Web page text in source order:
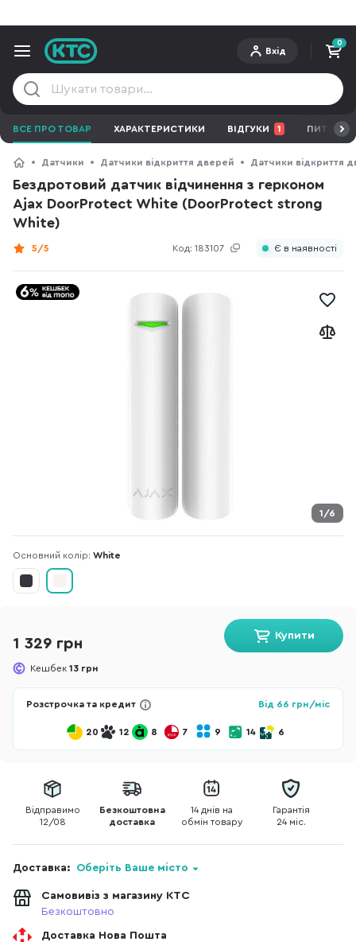
Вхід
0
ВСЕ ПРО ТОВАР ХАРАКТЕРИСТИКИ ВІДГУКИ 1 ПИТАННЯ
Датчики Датчики відкриття дверей Датчики відкриття
Бездротовий датчик відчинення з герконом
Ajax DoorProtect White (DoorProtect strong
White)
Код: 183107
5/5 Є в наявності
1/6
Основний колір: White
1 329 грн
Кешбек 13 грн
Купити
Розстрочка та кредит Від 66 грн/міс
20 12 8 7 9 14 6
Відправимо
12/08
Безкоштовна
доставка
14 днів на
обмін товару
Гарантія
24 міс.
Доставка: Оберіть Ваше місто
Самовивіз з магазину КТС
Безкоштовно
Доставка Нова Пошта